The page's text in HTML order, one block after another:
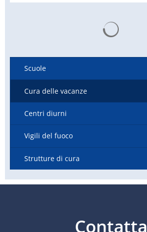
Scuole
Cura delle vacanze
Centri diurni
Vigili del fuoco
Strutture di cura
Contatta